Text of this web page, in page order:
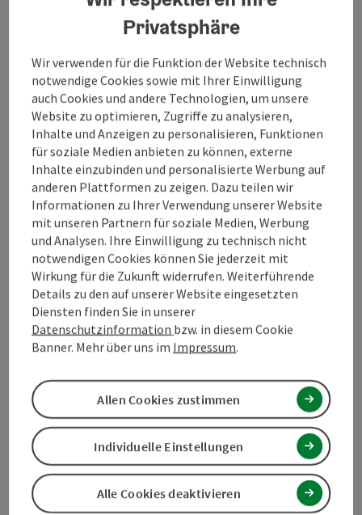
Öffnungszeiten
Anreise/Lage
Eignung
Barrierefreiheit
Kontakt
Zustimmungserklärung
Beitrag merken
zum Merkzettel
Beitrag drucken
In der Nähe
Privatsphäre
Wir verwenden für die Funktion der Website technisch
notwendige Cookies sowie mit Ihrer Einwilligung
auch Cookies und andere Technologien, um unsere
Website zu optimieren, Zugriffe zu analysieren,
Inhalte und Anzeigen zu personalisieren, Funktionen
für soziale Medien anbieten zu können, externe
Inhalte einzubinden und personalisierte Werbung auf
anderen Plattformen zu zeigen. Dazu teilen wir
Informationen zu Ihrer Verwendung unserer Website
mit unseren Partnern für soziale Medien, Werbung
und Analysen. Ihre Einwilligung zu technisch nicht
notwendigen Cookies können Sie jederzeit mit
Wirkung für die Zukunft widerrufen. Weiterführende
Details zu den auf unserer Website eingesetzten
Diensten finden Sie in unserer
Datenschutzinformation bzw. in diesem Cookie
Banner. Mehr über uns im Impressum.
Alle Cookies deaktivieren
Individuelle Einstellungen
Allen Cookies zustimmen